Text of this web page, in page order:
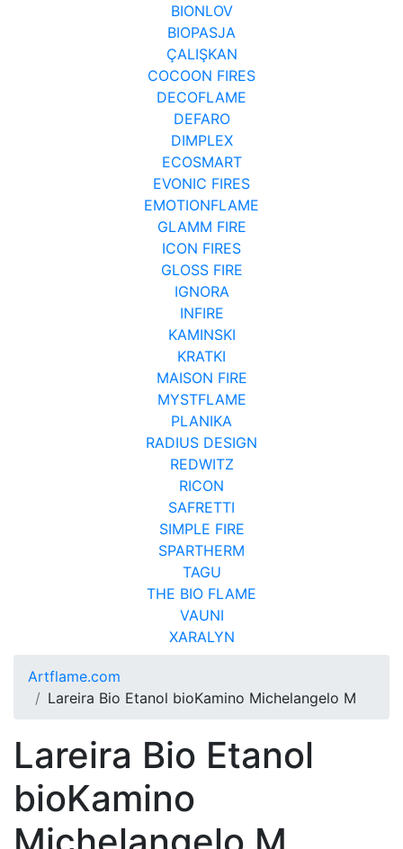
BIONLOV
BIOPASJA
ÇALIŞKAN
COCOON FIRES
DECOFLAME
DEFARO
DIMPLEX
ECOSMART
EVONIC FIRES
EMOTIONFLAME
GLAMM FIRE
ICON FIRES
GLOSS FIRE
IGNORA
INFIRE
KAMINSKI
KRATKI
MAISON FIRE
MYSTFLAME
PLANIKA
RADIUS DESIGN
REDWITZ
RICON
SAFRETTI
SIMPLE FIRE
SPARTHERM
TAGU
THE BIO FLAME
VAUNI
XARALYN
Artflame.com
Lareira Bio Etanol bioKamino Michelangelo M
Lareira Bio Etanol
bioKamino